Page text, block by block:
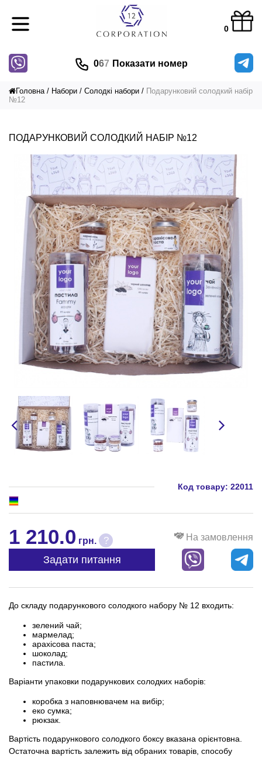
0
067 Показати номер
Головна Набори Солодкі набори
Подарунковий солодкий набір
№12
ПОДАРУНКОВИЙ СОЛОДКИЙ НАБІР №12
Код товару: 22011
1 210.0 грн. ? На замовлення
Задати питання
До складу подарункового солодкого набору № 12 входить:
зелений чай;
мармелад;
арахісова паста;
шоколад;
пастила.
Варіанти упаковки подарункових солодких наборів:
коробка з наповнювачем на вибір;
еко сумка;
рюкзак.
Вартість подарункового солодкого боксу вказана орієнтовна.
Остаточна вартість залежить від обраних товарів, способу